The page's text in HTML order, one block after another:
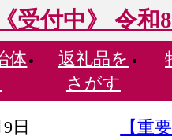
《受付中》 令
体
返礼品を
さがす
日 【重